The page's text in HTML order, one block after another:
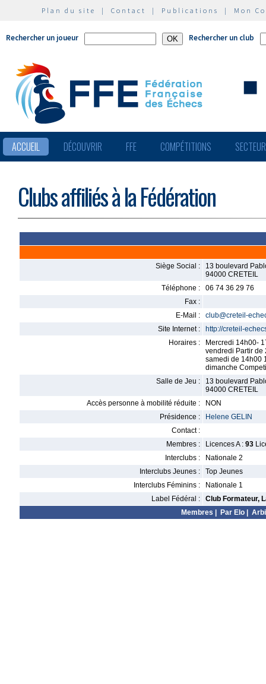
Plan du site | Contact | Publications | Mon
Rechercher un joueur Rechercher un club
ACCUEIL DÉCOUVRIR FFE COMPÉTITIONS
Clubs affiliés à la Fédération
Siège Social :
13 boulevard
94000 CRETEIL
Téléphone :
06 74 36 29 76
Fax :
E-Mail :
club@creteil-
Site Internet :
http://creteil-
Horaires :
Mercredi 14h00-
vendredi Partir de
samedi de 14h00
dimanche
Salle de Jeu :
13 boulevard
94000 CRETEIL
Accès personne à mobilité réduite :
NON
Présidence :
Helene GELIN
Contact :
Membres :
Licences A : 93
Interclubs :
Nationale 2
Interclubs Jeunes :
Top Jeunes
Interclubs Féminins :
Nationale 1
Label Fédéral :
Club Formateur,
Membres
Par Elo